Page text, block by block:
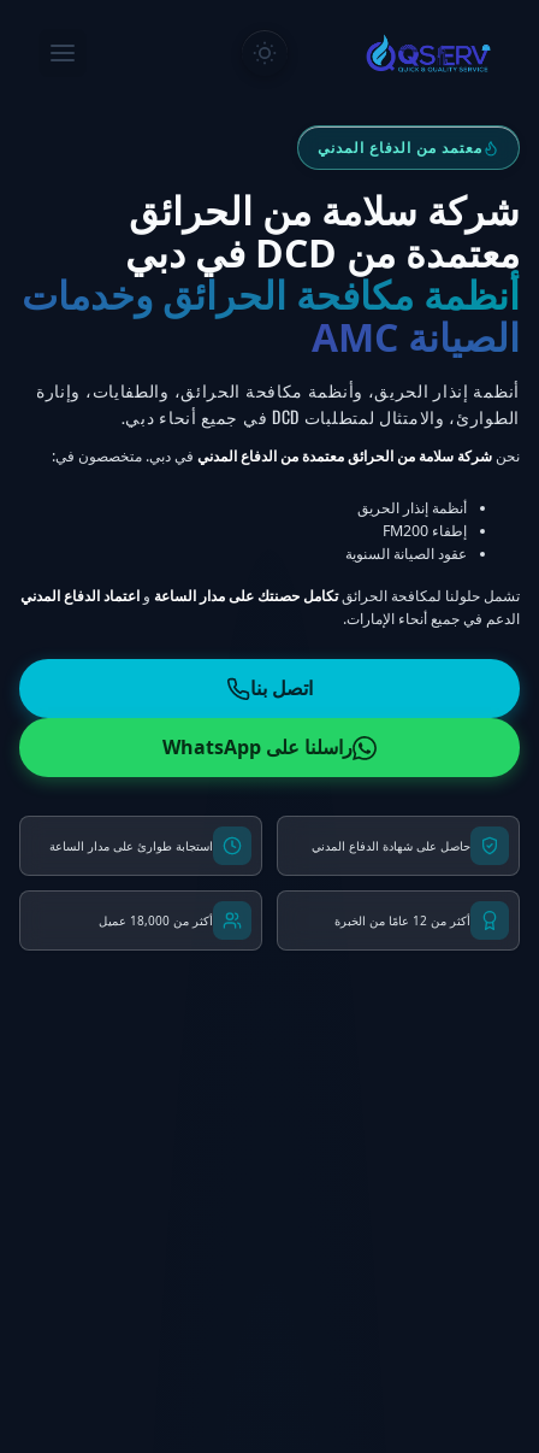
معتمد من الدفاع المدني
شركة سلامة من الحرائق
معتمدة من DCD في دبي
أنظمة مكافحة الحرائق وخدمات
الصيانة AMC
أنظمة إنذار الحريق، وأنظمة مكافحة الحرائق، والطفايات، وإنارة
الطوارئ، والامتثال لمتطلبات DCD في جميع أنحاء دبي.
نحن شركة سلامة من الحرائق معتمدة من الدفاع المدني في دبي. متخصصون في:
أنظمة إنذار الحريق
إطفاء FM200
عقود الصيانة السنوية
تشمل حلولنا لمكافحة الحرائقتكامل حصنتك على مدار الساعة و اعتماد الدفاع المدني
الدعم في جميع أنحاء الإمارات.
اتصل بنا
راسلنا على WhatsApp
حاصل على شهادة الدفاع المدني استجابة طوارئ على مدار الساعة
أكثر من 12 عامًا من الخبرة أكثر من 18,000 عميل